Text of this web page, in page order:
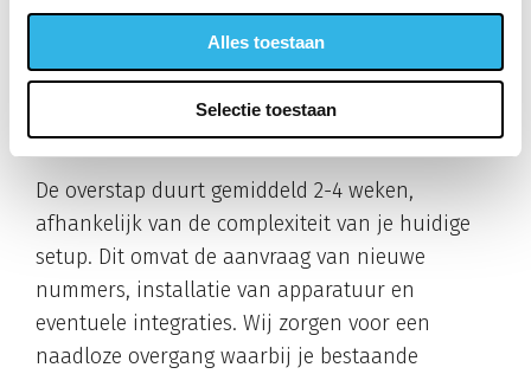
Alles toestaan
Selectie toestaan
Veelgestelde vragen
Hoe lang duurt de overstap van
mobiele naar vaste telefonie?
De overstap duurt gemiddeld 2-4 weken,
afhankelijk van de complexiteit van je huidige
setup. Dit omvat de aanvraag van nieuwe
nummers, installatie van apparatuur en
eventuele integraties. Wij zorgen voor een
naadloze overgang waarbij je bestaande